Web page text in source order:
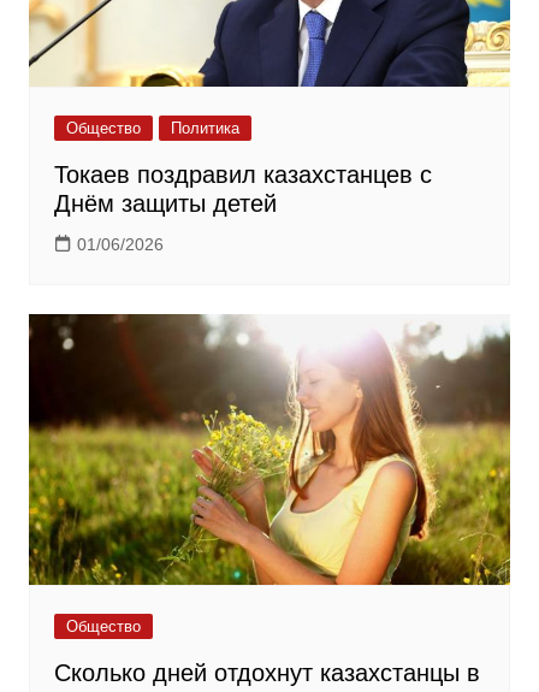
Общество Политика
Токаев поздравил казахстанцев с
Днём защиты детей
01/06/2026
Общество
Сколько дней отдохнут казахстанцы в